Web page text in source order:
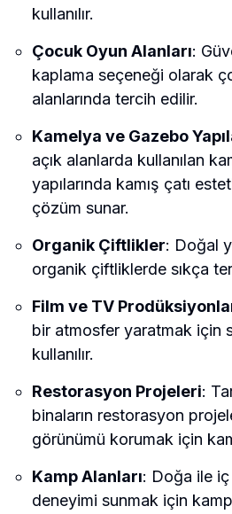
kullanılır.
Çocuk Oyun Alanları:
kaplama seçeneği olarak
alanlarında tercih edilir.
Kamelya ve Gazebo
açık alanlarda kullanılan
yapılarında kamış çatı
çözüm sunar.
Organik Çiftlikler: Doğal
organik çiftliklerde sıkça
Film ve TV
bir atmosfer yaratmak için
kullanılır.
Restorasyon Projeleri:
binaların restorasyon
görünümü korumak için
Kamp Alanları: Doğa ile
deneyimi sunmak için